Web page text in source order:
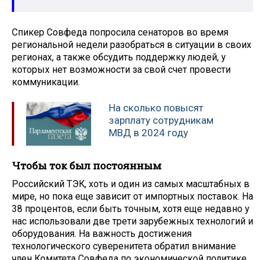
Спикер Совфеда попросила сенаторов во время
региональной недели разобраться в ситуации в своих
регионах, а также обсудить поддержку людей, у
которых нет возможности за свой счет провести
коммуникации.
На сколько повысят
зарплату сотрудникам
МВД в 2024 году
Чтобы ток был постоянным
Российский ТЭК, хоть и один из самых масштабных в
мире, но пока еще зависит от импортных поставок. На
38 процентов, если быть точным, хотя еще недавно у
нас использовали две трети зарубежных технологий и
оборудования. На важность достижения
технологического суверенитета обратил внимание